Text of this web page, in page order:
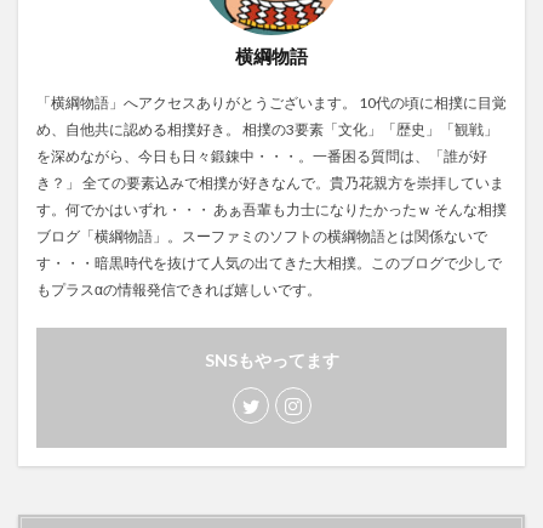
横綱物語
「横綱物語」へアクセスありがとうございます。 10代の頃に相撲に目覚
め、自他共に認める相撲好き。 相撲の3要素「文化」「歴史」「観戦」
を深めながら、今日も日々鍛錬中・・・。一番困る質問は、「誰が好
き？」 全ての要素込みで相撲が好きなんで。貴乃花親方を崇拝していま
す。何でかはいずれ・・・ あぁ吾輩も力士になりたかったｗ そんな相撲
ブログ「横綱物語」。スーファミのソフトの横綱物語とは関係ないで
す・・・暗黒時代を抜けて人気の出てきた大相撲。このブログで少しで
もプラスαの情報発信できれば嬉しいです。
SNSもやってます